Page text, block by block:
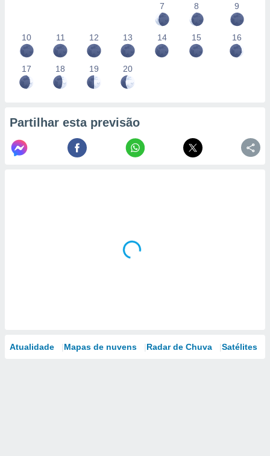
7
8 9
10 11 12 13 14 15 16
17 18 19 20
Partilhar esta previsão
Atualidade Mapas de nuvens Radar de Chuva Satélites